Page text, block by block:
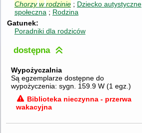
Chorzy w rodzinie Dziecko autystyczne
społeczna
Rodzina
Gatunek
Poradniki dla rodziców
dostępna
Wypożyczalnia
Są egzemplarze dostępne do
wypożyczenia: sygn. 159.9 W (1 egz. )
Biblioteka nieczynna - przerwa
wakacyjna